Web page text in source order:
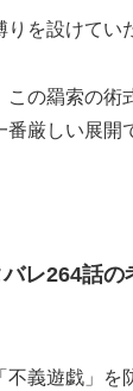
りを設けてい
この羂索の術
厳しい展開
レ264話
不義遊戯」を